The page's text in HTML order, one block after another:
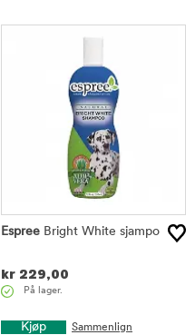
Espree Bright White sjampo
kr 229,00
På lager.
Kjøp Sammenlign